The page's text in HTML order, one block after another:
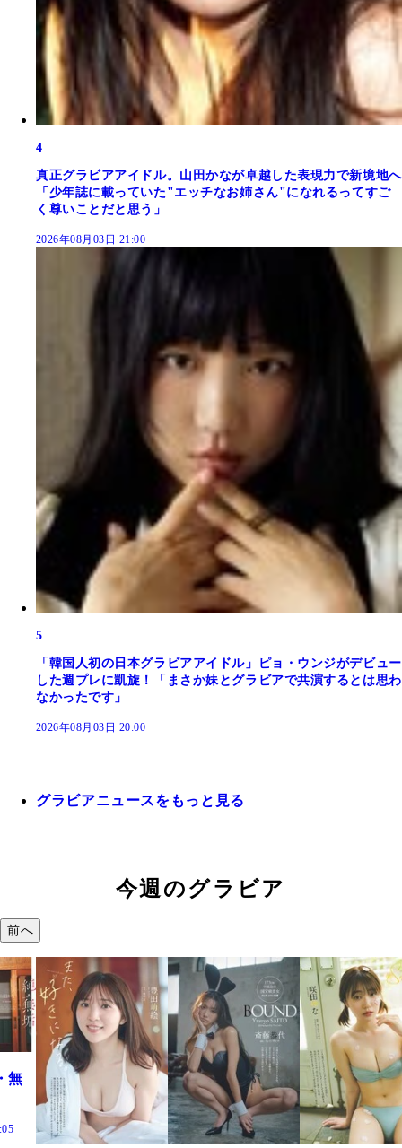
4
真正グラビアアイドル。山田かなが卓越した表現力で新境地へ
「少年誌に載っていた"エッチなお姉さん"になれるってすご
く尊いことだと思う」
2026年08月03日 21:00
5
「韓国人初の日本グラビアアイドル」ピョ・ウンジがデビュー
した週プレに凱旋！「まさか妹とグラビアで共演するとは思わ
なかったです」
2026年08月03日 20:00
グラビアニュースをもっと見る
今週のグラビア
前へ